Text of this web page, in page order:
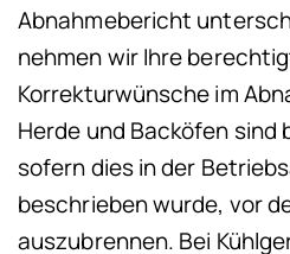
Abnahmebericht
nehmen wir Ihre
Korrekturwünsche im
Herde und Backöfen sind
sofern dies in der
beschrieben wurde, vor
auszubrennen. Bei